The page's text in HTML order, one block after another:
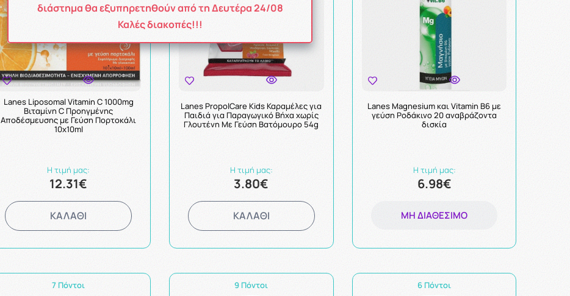
Lanes Liposomal Vitamin C 1000mg
Βιταμίνη C Προηγμένης
Αποδέσμευσης με Γεύση Πορτοκάλι
10x10ml
Η τιμή μας:
12.31€
ΚΑΛΑΘΙ
Lanes PropolCare Kids Καραμέλες για
Παιδιά για Παραγωγικό Βήχα χωρίς
Γλουτένη Με Γεύση Βατόμουρο 54g
Η τιμή μας:
3.80€
ΚΑΛΑΘΙ
Lanes Magnesium και Vitamin B6 με
γεύση Ροδάκινο 20 αναβράζοντα
δισκία
Η τιμή μας:
6.98€
ΜΗ ΔΙΑΘΈΣΙΜΟ
7 Πόντοι 9 Πόντοι 6 Πόντοι
διάστημα θα εξυπηρετηθούν από τη Δευτέρα 24/08
Καλές διακοπές!!!